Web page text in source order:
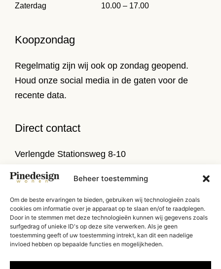
Beheer toestemming
Om de beste ervaringen te bieden, gebruiken wij technologieën zoals
cookies om informatie over je apparaat op te slaan en/of te raadplegen.
Door in te stemmen met deze technologieën kunnen wij gegevens zoals
surfgedrag of unieke ID's op deze site verwerken. Als je geen
toestemming geeft of uw toestemming intrekt, kan dit een nadelige
invloed hebben op bepaalde functies en mogelijkheden.
Zaterdag
10.00 – 17.00
Koopzondag
Regelmatig zijn wij ook op zondag geopend.
Houd onze social media in de gaten voor de
recente data.
Direct contact
Verlengde Stationsweg 8-10
Einfo@pinedesign.nl
Routebeschrijving